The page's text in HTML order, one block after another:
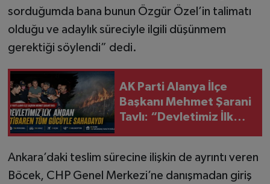
sorduğumda bana bunun Özgür Özel’in talimatı
olduğu ve adaylık süreciyle ilgili düşünmem
gerektiği söylendi” dedi.
AK Parti Alanya İlçe
Başkanı Mehmet Şarani
Tavlı: “Devletimiz İlk
Ankara’daki teslim sürecine ilişkin de ayrıntı veren
Böcek, CHP Genel Merkezi’ne danışmadan giriş